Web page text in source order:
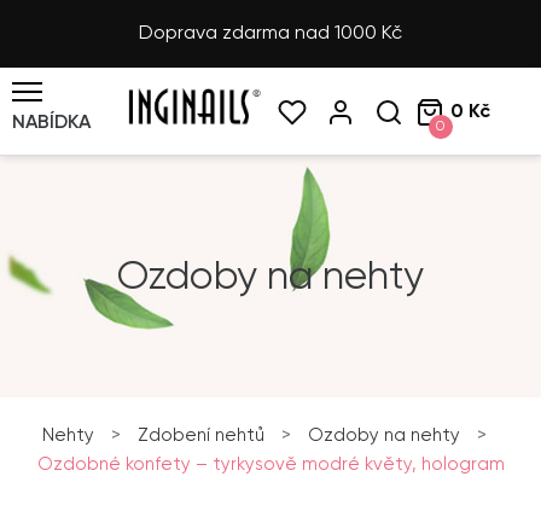
Doprava zdarma nad 1000 Kč
NABÍDKA 0
0 Kč
Ozdoby na nehty
Nehty > Zdobení nehtů > Ozdoby na nehty
>
Ozdobné konfety – tyrkysově modré květy, hologram